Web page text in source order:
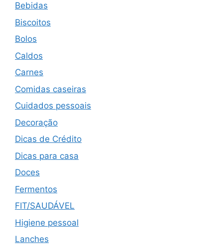
Bebidas
Biscoitos
Bolos
Caldos
Carnes
Comidas caseiras
Cuidados pessoais
Decoração
Dicas de Crédito
Dicas para casa
Doces
Fermentos
FIT/SAUDÁVEL
Higiene pessoal
Lanches